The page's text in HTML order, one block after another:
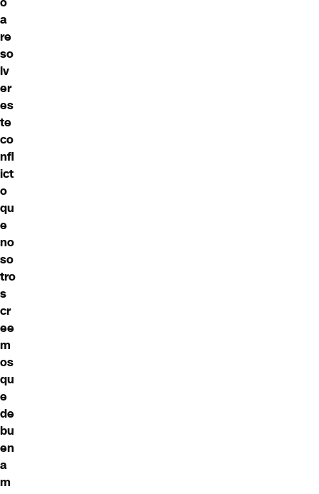
a
re
so
lv
er
es
te
co
nfl
ict
o
qu
e
no
so
tro
s
cr
ee
m
os
qu
e
de
bu
en
a
m